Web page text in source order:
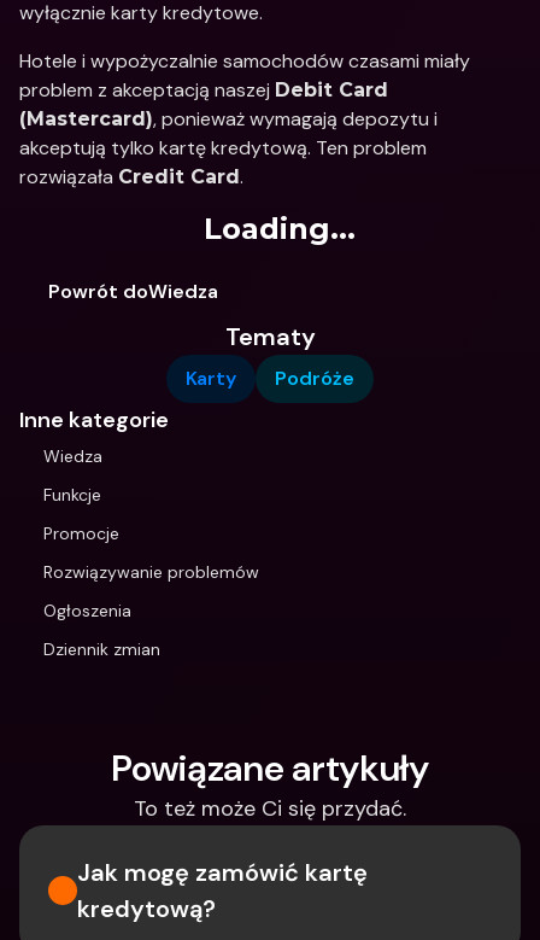
wyłącznie karty kredytowe.
Hotele i wypożyczalnie samochodów czasami miały
problem z akceptacją naszej Debit Card
(Mastercard), ponieważ wymagają depozytu i
akceptują tylko kartę kredytową. Ten problem
rozwiązała Credit Card.
Loading...
Powrót doWiedza
Tematy
Karty Podróże
Inne kategorie
Wiedza
Funkcje
Promocje
Rozwiązywanie problemów
Ogłoszenia
Dziennik zmian
Powiązane artykuły
To też może Ci się przydać.
Jak mogę zamówić kartę
kredytową?